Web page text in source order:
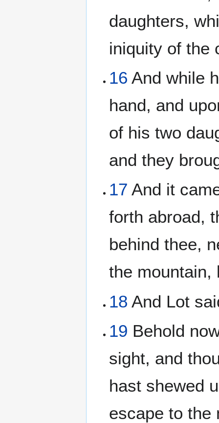
daughters,
iniquity of the
16 And while
hand, and
of his two
and they
17 And it
forth abroad,
behind thee,
the mountain,
18 And Lot
19 Behold
sight, and
hast shewed
escape to the